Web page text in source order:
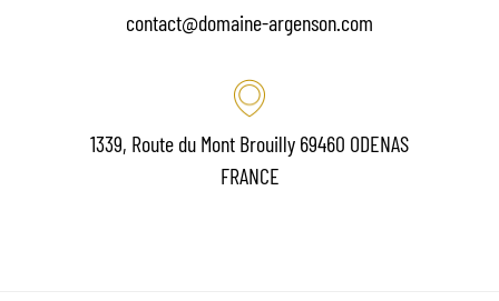
contact@domaine-argenson.com
1339, Route du Mont Brouilly 69460 ODENAS
FRANCE